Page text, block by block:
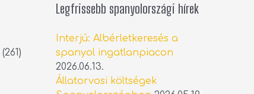
(261)
Legfrissebb spanyolországi hírek
Interjú: Albérletkeresés a
spanyol ingatlanpiacon
2026.06.13.
Állatorvosi költségek